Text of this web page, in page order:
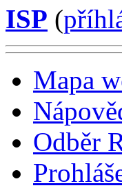
ISP (
Mapa
Odběr